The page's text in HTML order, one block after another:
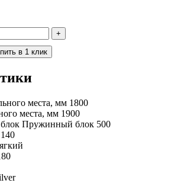
+
в 1 клик
места, мм 1800
места, мм 1900
Пружинный блок 500
140